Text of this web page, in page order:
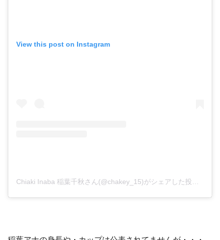
View this post on Instagram
Chiaki Inaba 稲葉千秋さん(@chakey_15)がシェアした投稿